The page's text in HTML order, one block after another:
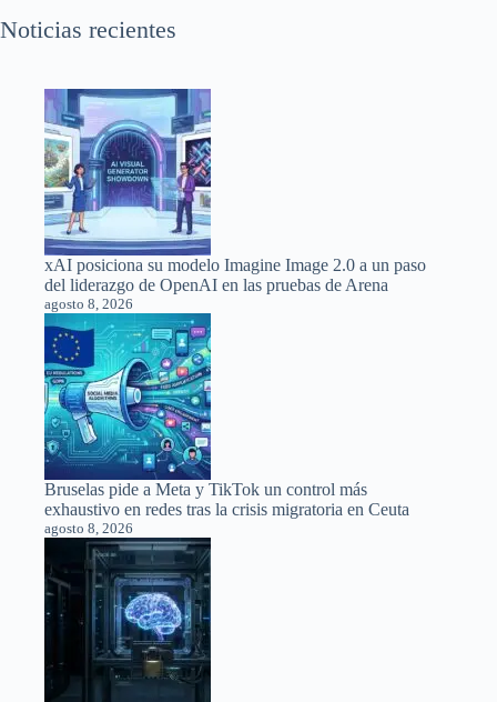
Noticias recientes
xAI posiciona su modelo Imagine Image 2.0 a un paso
del liderazgo de OpenAI en las pruebas de Arena
agosto 8, 2026
Bruselas pide a Meta y TikTok un control más
exhaustivo en redes tras la crisis migratoria en Ceuta
agosto 8, 2026